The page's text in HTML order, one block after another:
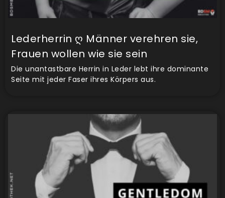
Lederherrin ღ Männer verehren sie,
Frauen wollen wie sie sein
Die unantastbare Herrin in Leder lebt ihre dominante
Seite mit jeder Faser ihres Körpers aus.